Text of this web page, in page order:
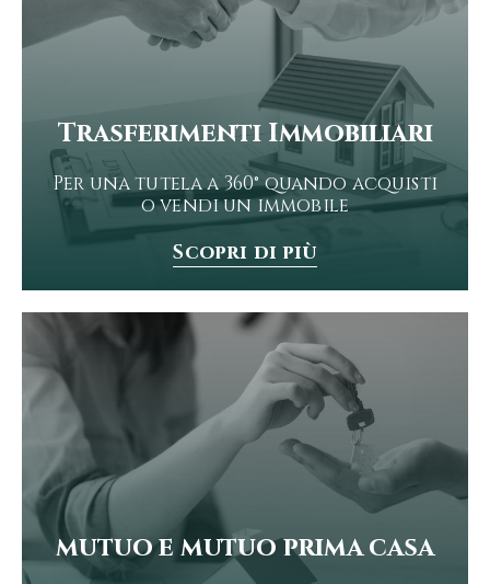
Trasferimenti Immobiliari
Per una tutela a 360° quando acquisti
o vendi un immobile
Scopri di più
mutuo e mutuo prima casa